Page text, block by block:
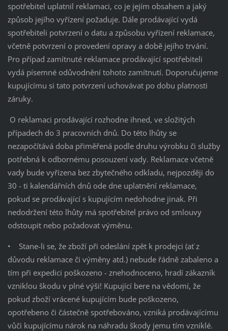
spotřebitel uplatnil reklamaci, co je jejím obsahem a jaký
způsob jejího vyřízení požaduje. Dále prodávající vydá
spotřebiteli potvrzení o datu a způsobu vyřízení reklamace,
včetně potvrzení o provedení opravy a době jejího trvání.
Pro případ zamítnuté reklamace prodávající spotřebiteli
vydá písemné odůvodnění tohoto zamítnutí. Doporučujeme
kupujícímu si tato potvrzení uchovávat po dobu platnosti
záruky.
O reklamaci prodávající rozhodne ihned, ve složitých
případech do 3 pracovních dnů. Do této lhůty se
nezapočítává doba přiměřená podle druhu výrobku či služby
potřebná k odbornému posouzení vady. Reklamace včetně
vady bude vyřízena bez zbytečného odkladu, nejpozději do
30 - ti kalendářních dnů ode dne uplatnění reklamace,
pokud se prodávající s kupujícím nedohodne jinak. Při
nedodržení této lhůty má spotřebitel právo od smlouvy
odstoupit nebo požadovat výměnu.
• Stane-li se, že zboží při odeslání zpět k prodejci (ať z
důvodu reklamace či výměny atd.) nebude řádně zabaleno a
tím při expedici poškozeno - znehodnoceno, hradí zákazník
vzniklou škodu v plné výši! Kupující bere na vědomí, že
pokud zboží vrácené kupujícím bude poškozeno,
opotřebeno či částečně spotřebováno, vzniká prodávajícímu
vůči kupujícímu nárok na náhradu škody jemu tím vzniklé.